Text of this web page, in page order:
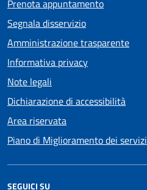
Prenota appuntamento
Segnala disservizio
Amministrazione trasparente
Informativa privacy
Note legali
Dichiarazione di accessibilità
Area riservata
Piano di Miglioramento dei servizi
SEGUICI SU